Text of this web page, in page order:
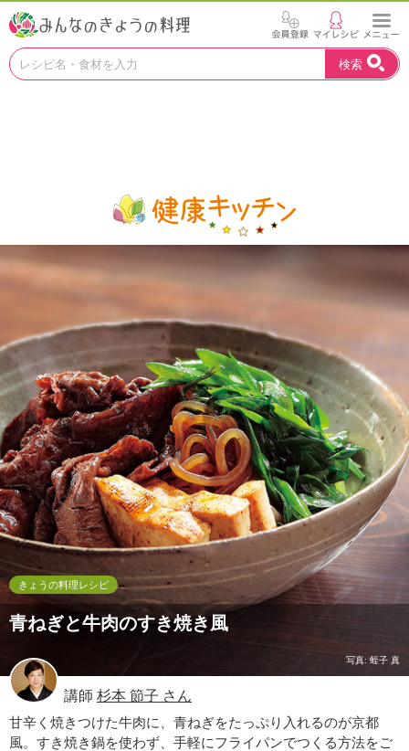
お
見
つ
K
エ
デ
ュ
ケ
ー
シ
ョ
ナ
ル
「
み
ん
な
の
う
料
理
検索
きょうの料理レシピ
青ねぎと牛肉のすき焼き風
写真: 蛭子 真
講師 杉本 節子 さん
甘辛く焼きつけた牛肉に、青ねぎをたっぷり入れるのが京都
風。すき焼き鍋を使わず、手軽にフライパンでつくる方法をご